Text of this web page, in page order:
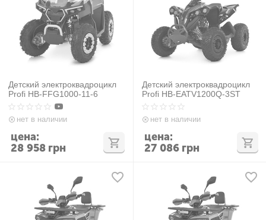
Детский электроквадроцикл
Profi HB-FFG1000-11-6
нет в наличии
28 958 грн
цена:
Детский электроквадроцикл
Profi HB-EATV1200Q-3ST
нет в наличии
27 086 грн
цена: